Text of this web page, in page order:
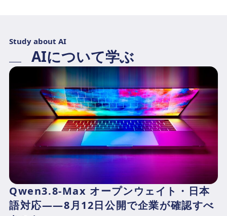
Study about AI
AIについて学ぶ
Qwen3.8-Max オープンウェイト・日本
語対応——8月12日公開で企業が確認すべ